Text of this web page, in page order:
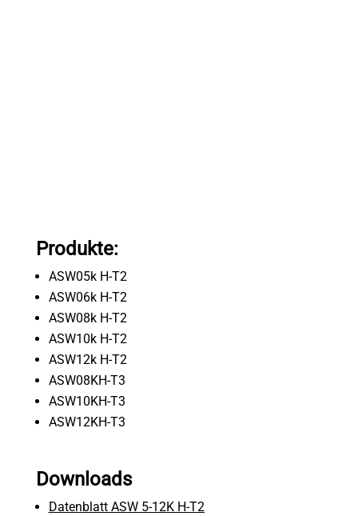
Produkte:
ASW05k H-T2
ASW06k H-T2
ASW08k H-T2
ASW10k H-T2
ASW12k H-T2
ASW08KH-T3
ASW10KH-T3
ASW12KH-T3
Downloads
Datenblatt ASW 5-12K H-T2